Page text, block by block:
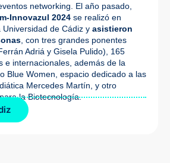
networking. El año pasado,
Innovazul 2024 se realizó en
de Cádiz y asistieron
, con tres grandes ponentes
Adriá y Gisela Pulido), 165
e internacionales, además de la
Blue Women, espacio dedicado a las
Mercedes Martín, y otro
la Biotecnología.